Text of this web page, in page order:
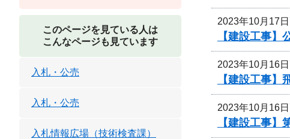
2023年10月17
【建設工事
2023年10月16
【建設工事
2023年10月16
【建設工事
このページを見ている人は
こんなページも見ています
入札・公売
入札・公売
入札情報広場（技術検査課）